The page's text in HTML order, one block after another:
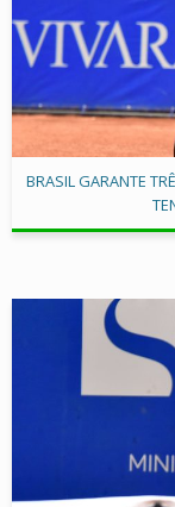
BRASIL GARANTE